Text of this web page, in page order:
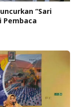
“Sari
Pembaca